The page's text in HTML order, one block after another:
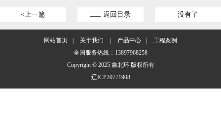
<上一篇 返回目录 没有了
网站首页 | 关于我们 | 产品中心 |
工程案例
全国服务热线：13897968258
Copyright © 2025 鑫北环 版权所有
辽ICP20771908